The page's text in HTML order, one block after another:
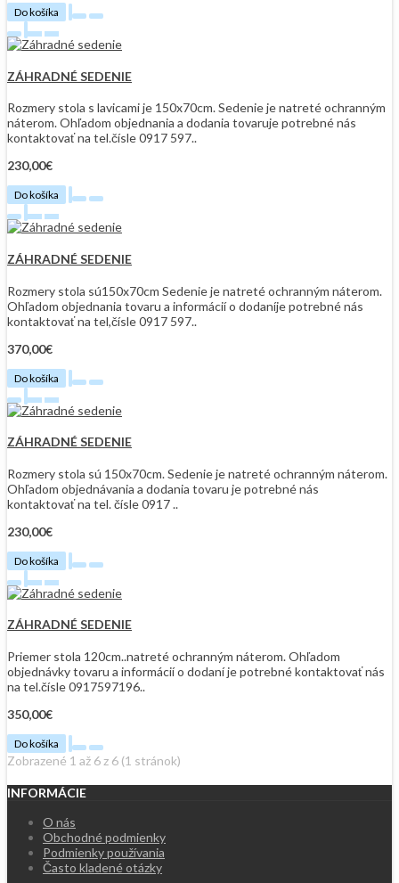
Do košíka
ZÁHRADNÉ SEDENIE
Rozmery stola s lavicami je 150x70cm. Sedenie je natreté ochranným
náterom. Ohľadom objednania a dodania tovaruje potrebné nás
kontaktovať na tel.čísle 0917 597..
230,00€
Do košíka
ZÁHRADNÉ SEDENIE
Rozmery stola sú150x70cm Sedenie je natreté ochranným náterom.
Ohľadom objednania tovaru a informácií o dodaníje potrebné nás
kontaktovať na tel,čísle 0917 597..
370,00€
Do košíka
ZÁHRADNÉ SEDENIE
Rozmery stola sú 150x70cm. Sedenie je natreté ochranným náterom.
Ohľadom objednávania a dodania tovaru je potrebné nás
kontaktovať na tel. čísle 0917 ..
230,00€
Do košíka
ZÁHRADNÉ SEDENIE
Priemer stola 120cm..natreté ochranným náterom. Ohľadom
objednávky tovaru a informácií o dodaní je potrebné kontaktovať nás
na tel.čísle 0917597196..
350,00€
Do košíka
Zobrazené 1 až 6 z 6 (1 stránok)
INFORMÁCIE
O nás
Obchodné podmienky
Podmienky používania
Často kladené otázky